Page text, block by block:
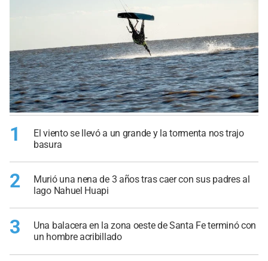
1
El viento se llevó a un grande y la tormenta nos trajo
basura
2
Murió una nena de 3 años tras caer con sus padres al
lago Nahuel Huapi
3
Una balacera en la zona oeste de Santa Fe terminó con
un hombre acribillado